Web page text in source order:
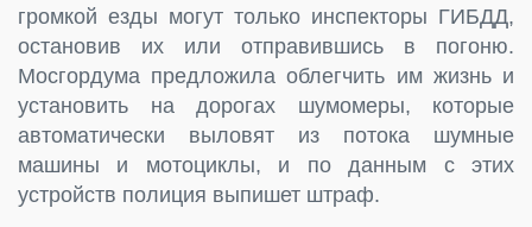
громкой езды могут только инспекторы ГИБДД,
остановив их или отправившись в погоню.
Мосгордума предложила облегчить им жизнь и
установить на дорогах шумомеры, которые
автоматически выловят из потока шумные
машины и мотоциклы, и по данным с этих
устройств полиция выпишет штраф.